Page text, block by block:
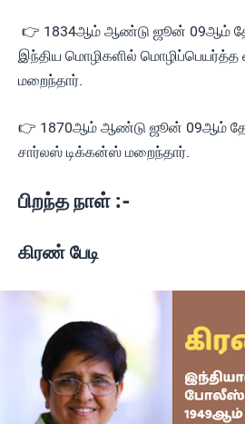
👉 1834ஆம் ஆண்டு ஜூன் 09ஆம்
இந்திய மொழிகளில் மொழிப்பெயர்த்த
மறைந்தார்.
👉 1870ஆம் ஆண்டு ஜூன் 09ஆம்
சார்லஸ் டிக்கன்ஸ் மறைந்தார்.
பிறந்த நாள் :-
கிரண் பேடி